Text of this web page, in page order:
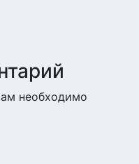
необходимо